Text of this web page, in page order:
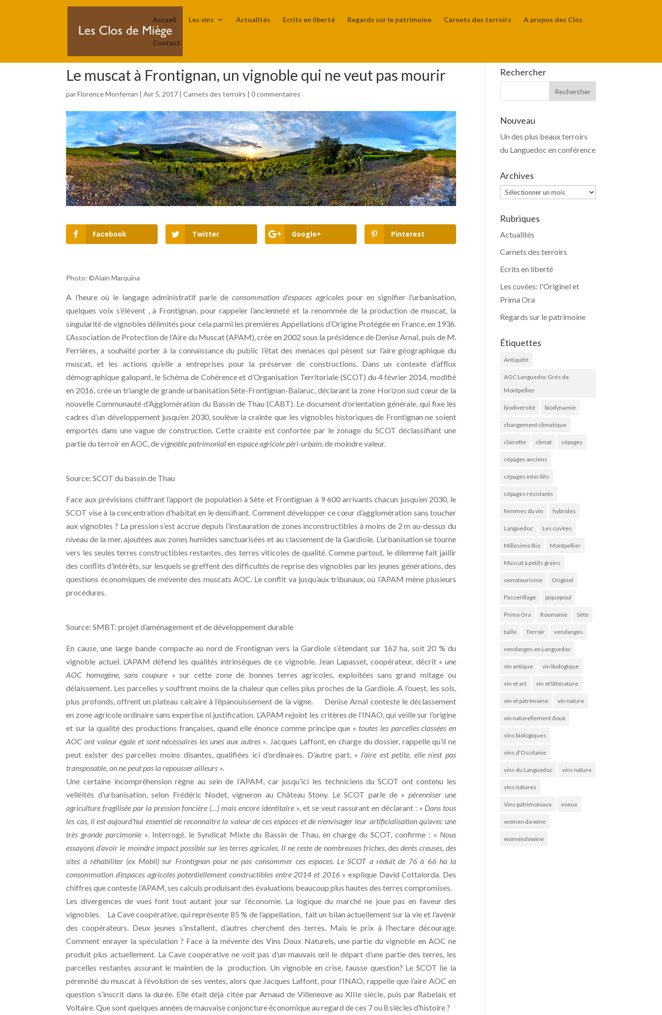
Accueil Les vins Actualités Ecrits en liberté Regards sur le patrimoine Carnets des terroirs A propos des Clos
Contact
Le muscat à Frontignan, un vignoble qui ne veut pas mourir
parFlorence Monferran |Avr 5, 2017 |Carnets des terroirs |0 commentaires
Facebook Twitter Google+ Pinterest
Photo: ©Alain Marquina
A l’heure où le langage administratif parle deconsommation d’espaces agricolespour en signifier l’urbanisation,
quelques voix s’élèvent , à Frontignan, pour rappeler l’ancienneté et la renommée de la production de muscat, la
singularité de vignobles délimités pour cela parmi les premières Appellations d’Origine Protégée en France, en 1936.
L’Association de Protection de l’Aire du Muscat (APAM), crée en 2002 sous la présidence de Denise Arnal, puis de M.
Ferrières, a souhaité porter à la connaissance du public l’état des menaces qui pèsent sur l’aire géographique du
muscat, et les actions qu’elle a entreprises pour la préserver de constructions. Dans un contexte d’afflux
démographique galopant, le Schéma de Cohérence et d’Organisation Territoriale (SCOT) du 4 février 2014, modifié
en 2016, crée un triangle de grande urbanisation Sète-Frontignan-Balaruc, déclarant la zone Horizon sud cœur de la
nouvelle Communauté d’Agglomération du Bassin de Thau (CABT). Le document d’orientation générale, qui fixe les
cadres d’un développement jusqu’en 2030, soulève la crainte que les vignobles historiques de Frontignan ne soient
emportés dans une vague de construction. Cette crainte est confortée par le zonage du SCOT déclassifiant une
partie du terroir en AOC, devignoble patrimonialenespace agricole péri-urbain, de moindre valeur.
Source: SCOT du bassin de Thau
Face aux prévisions chiffrant l’apport de population à Sète et Frontignan à 9 600 arrivants chacun jusqu’en 2030, le
SCOT vise à la concentration d’habitat en le densifiant. Comment développer ce cœur d’agglomération sans toucher
aux vignobles ? La pression s’est accrue depuis l’instauration de zones inconstructibles à moins de 2 m au-dessus du
niveau de la mer, ajoutées aux zones humides sanctuarisées et au classement de la Gardiole. L’urbanisation se tourne
vers les seules terres constructibles restantes, des terres viticoles de qualité. Comme partout, le dilemme fait jaillir
des conflits d’intérêts, sur lesquels se greffent des difficultés de reprise des vignobles par les jeunes générations, des
questions économiques de mévente des muscats AOC. Le conflit va jusqu’aux tribunaux, où l’APAM mène plusieurs
procédures.
Source: SMBT: projet d’aménagement et de développement durable
En cause, une large bande compacte au nord de Frontignan vers la Gardiole s’étendant sur 162 ha, soit 20 % du
vignoble actuel. L’APAM défend les qualités intrinsèques de ce vignoble. Jean Lapasset, coopérateur, décrit «une
AOC homogène, sans coupure »sur cette zone de bonnes terres agricoles, exploitées sans grand mitage ou
délaissement. Les parcelles y souffrent moins de la chaleur que celles plus proches de la Gardiole. A l’ouest, les sols,
plus profonds, offrent un plateau calcaire à l’épanouissement de la vigne. Denise Arnal conteste le déclassement
en zone agricole ordinaire sans expertise ni justification. L’APAM rejoint les critères de l’INAO, qui veille sur l’origine
et sur la qualité des productions françaises, quand elle énonce comme principe que « toutes les parcelles classées en
AOC ont valeur égale et sont nécessaires les unes aux autres». Jacques Laffont, en charge du dossier, rappelle qu’il ne
peut exister des parcelles moins disantes, qualifiées ici d’ordinaires. D’autre part, « l’aire est petite, elle n’est pas
transposable, on ne peut pas la repousser ailleurs ».
Une certaine incompréhension règne au sein de l’APAM, car jusqu’ici les techniciens du SCOT ont contenu les
velléités d’urbanisation, selon Frédéric Nodet, vigneron au Château Stony. Le SCOT parle de « pérenniser une
agriculture fragilisée par la pression foncière (…) mais encore identitaire », et se veut rassurant en déclarant : « Dans tous
les cas, il est aujourd’hui essentiel de reconnaître la valeur de ces espaces et de n’envisager leur artificialisation qu’avec une
très grande parcimonie ». Interrogé, le Syndicat Mixte du Bassin de Thau, en charge du SCOT, confirme : « Nous
essayons d’avoir le moindre impact possible sur les terres agricoles. Il ne reste de nombreuses friches, des dents creuses, des
sites à réhabiliter (ex Mobil) sur Frontignan pour ne pas consommer ces espaces. Le SCOT a réduit de 76 à 66 ha la
consommation d’espaces agricoles potentiellement constructibles entre 2014 et 2016» explique David Cottalorda. Des
chiffres que conteste l’APAM, ses calculs produisant des évaluations beaucoup plus hautes des terres compromises.
Les divergences de vues font tout autant jour sur l’économie. La logique du marché ne joue pas en faveur des
vignobles. La Cave coopérative, qui représente 85 % de l’appellation, fait un bilan actuellement sur la vie et l’avenir
des coopérateurs. Deux jeunes s’installent, d’autres cherchent des terres. Mais le prix à l’hectare décourage.
Comment enrayer la spéculation ? Face à la mévente des Vins Doux Naturels, une partie du vignoble en AOC ne
produit plus actuellement. La Cave coopérative ne voit pas d’un mauvais œil le départ d’une partie des terres, les
parcelles restantes assurant le maintien de la production. Un vignoble en crise, fausse question? Le SCOT lie la
pérennité du muscat à l’évolution de ses ventes, alors que Jacques Laffont, pour l’INAO, rappelle que l’aire AOC en
question s’inscrit dans la durée. Elle était déjà citée par Arnaud de Villeneuve au XIIIe siècle, puis par Rabelais et
Voltaire. Que sont quelques années de mauvaise conjoncture économique au regard de ces 7 ou 8 siècles d’histoire ?
Rechercher
Nouveau
Un des plus beaux terroirs
du Languedoc en conférence
Archives
Archives
Rubriques
Actualités
Carnets des terroirs
Ecrits en liberté
Les cuvées: l'Originel et
Prima Ora
Regards sur le patrimoine
Étiquettes
Antiquité
AOC Languedoc Grés de
Montpellier
biodiversité biodynamie
changement climatique
clairette climat cépages
cépages anciens
cépages interdits
cépages résistants
femmes du vin hybrides
Languedoc Les cuvées
Millésime Bio Montpellier
Muscat à petits grains
oenotourisme Originel
Passerillage piquepoul
Prima Ora Roumanie Sète
taille Terroir vendanges
vendanges en Languedoc
vin antique vin biologique
vin et art vin et littérature
vin et patrimoine vin nature
vin naturellement doux
vins biologiques
vins d'Occitanie
vins du Languedoc vins nature
vins natures
Vins patrimoniaux voeux
women do wine
womendowine